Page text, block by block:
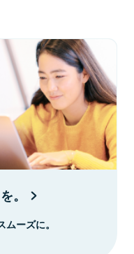
。
ーズに。